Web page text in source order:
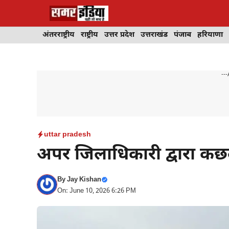
अंतरराष्ट्रीय राष्ट्रीय उत्तर प्रदेश उत्तराखंड पंजाब हरियाणा
---
uttar pradesh
अपर जिलाधिकारी द्वारा
ByJay Kishan
On: June 10, 2026 6:26 PM